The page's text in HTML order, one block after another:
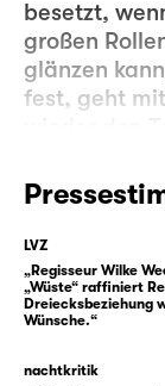
besetzt,
großen
glänzen
fest, geht
wieder den
wartet
Bandagiert
Hannah
ungünstig,
Gründen
LVZ
„Regisseur Wilke
„Wüste“ raffiniert
Dreiecksbeziehung
Wünsche.“
nachtkritik